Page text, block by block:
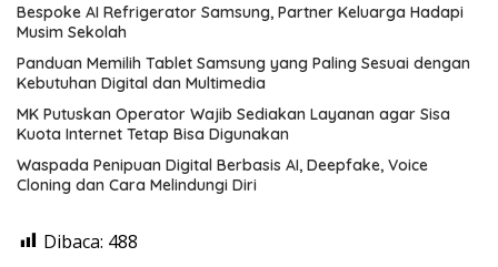
Bespoke AI Refrigerator Samsung, Partner Keluarga Hadapi
Musim Sekolah
Panduan Memilih Tablet Samsung yang Paling Sesuai dengan
Kebutuhan Digital dan Multimedia
MK Putuskan Operator Wajib Sediakan Layanan agar Sisa
Kuota Internet Tetap Bisa Digunakan
Waspada Penipuan Digital Berbasis AI, Deepfake, Voice
Cloning dan Cara Melindungi Diri
Dibaca: 488